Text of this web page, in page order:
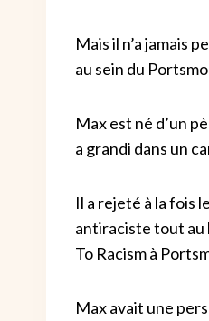
Mais il n’a jamais
au sein du
Max est né d’un
a grandi dans un
Il a rejeté à la fois
antiraciste tout au
To Racism à
Max avait une